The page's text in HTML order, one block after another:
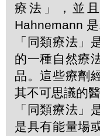
療法」，並
Hahnemann
「同類療法」
的一種自然療
品。這些療劑
其不可思議的醫
「同類療法」
是具有能量場